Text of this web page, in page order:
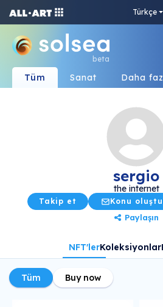
Türkçe
beta
Tüm Sanat Daha
sergio
the internet
Takip et Konu
Paylaşın
NFT'lerKoleksiyonlar
Tüm Buy now